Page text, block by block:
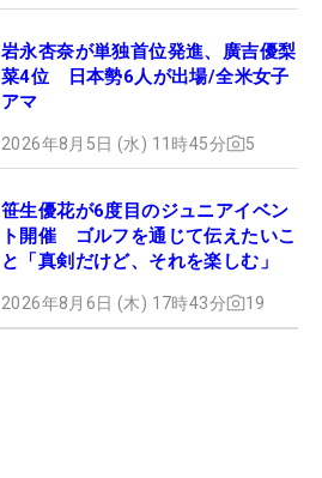
岩永杏奈が単独首位発進、廣吉優梨
菜4位 日本勢6人が出場/全米女子
アマ
2026年8月5日 (水) 11時45分 5
笹生優花が6度目のジュニアイベン
ト開催 ゴルフを通じて伝えたいこ
と「真剣だけど、それを楽しむ」
2026年8月6日 (木) 17時43分 19